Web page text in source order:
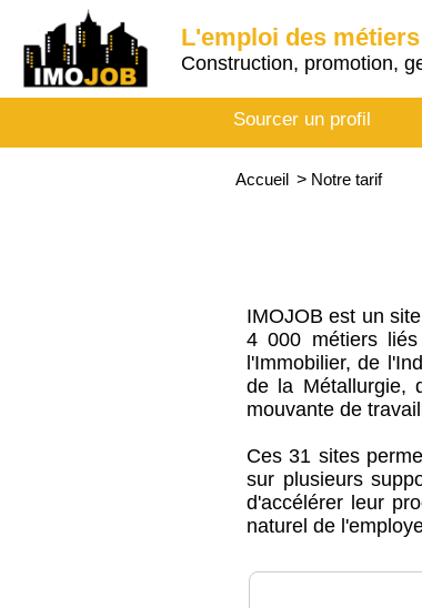
L'emploi des
Construction, promotion,
Sourcer un profil
Accueil > Notre tarif
IMOJOB est un
4 000 métiers
l'Immobilier, de
de la Métallurgie,
mouvante de
Ces 31 sites
sur plusieurs
d'accélérer leur
naturel de